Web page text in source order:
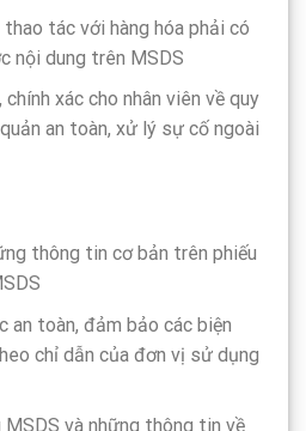
thao tác với hàng hóa phải có
nội dung trên MSDS
xác cho nhân viên về quy
an toàn, xử lý sự cố ngoài
thông tin cơ bản trên phiếu
an toàn, đảm bảo các biện
chỉ dẫn của đơn vị sử dụng
và những thông tin về